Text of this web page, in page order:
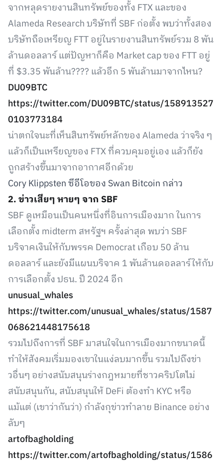
จากหลุดรายงานสินทรัพย์ของทั้ง FTX และของ
Alameda Research บริษัทที่ SBF ก่อตั้ง พบว่าทั้งสอง
บริษัทถือเหรียญ FTT อยู่ในรายงานสินทรัพย์รวม 8 พัน
ล้านดอลลาร์ แต่ปัญหาก็คือ Market cap ของ FTT อยู่
ที่ $3.35 พันล้าน???? แล้วอีก 5 พันล้านมาจากไหน?
DU09BTC
https://twitter.com/DU09BTC/status/158913527
0103773184
น่าตกใจนะที่เห็นสินทรัพย์หลักของ Alameda ว่าจริง ๆ
แล้วก็เป็นเหรียญของ FTX ที่ควบคุมอยู่เอง แล้วก็ยัง
ถูกสร้างขึ้นมาจากอากาศอีกด้วย
Cory Klippsten ซีอีโอของ Swan Bitcoin กล่าว
2. ข่าวเสียๆ หายๆ จาก SBF
SBF ดูเหมือนเป็นคนหนึ่งที่อินการเมืองมาก ในการ
เลือกตั้ง midterm สหรัฐฯ ครั้งล่าสุด พบว่า SBF
บริจาคเงินให้กับพรรค Democrat เกือบ 50 ล้าน
ดอลลาร์ และยังมีแผนบริจาค 1 พันล้านดอลลาร์ให้กับ
การเลือกตั้ง ปธน. ปี 2024 อีก
unusual_whales
https://twitter.com/unusual_whales/status/1587
068621448175618
รวมไปถึงการที่ SBF มาสนใจในการเมืองมากขนาดนี้
ทำให้สังคมเริ่มมองเขาในแง่ลบมากขึ้น รวมไปถึงข่า
วอื่นๆ อย่างสนับสนุนร่างกฎหมายที่ชาวคริปโตไม่
สนับสนุนกัน, สนับสนุนให้ DeFi ต้องทำ KYC หรือ
แม้แต่ (เขาว่ากันว่า) กำลังกุข่าวทำลาย Binance อย่าง
ลับๆ
artofbagholding
https://twitter.com/artofbagholding/status/1586